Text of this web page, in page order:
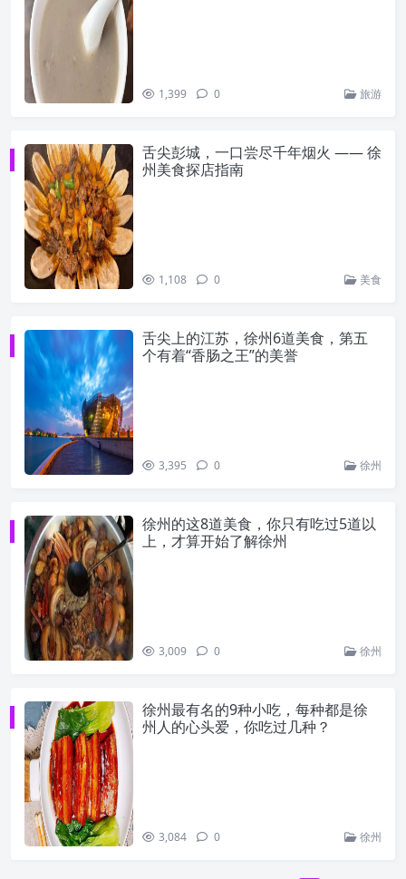
1,399 0 旅游
舌尖彭城，一口尝尽千年烟火 —— 徐
州美食探店指南
1,108 0 美食
舌尖上的江苏，徐州6道美食，第五
个有着“香肠之王”的美誉
3,395 0 徐州
徐州的这8道美食，你只有吃过5道以
上，才算开始了解徐州
3,009 0 徐州
徐州最有名的9种小吃，每种都是徐
州人的心头爱，你吃过几种？
3,084 0 徐州